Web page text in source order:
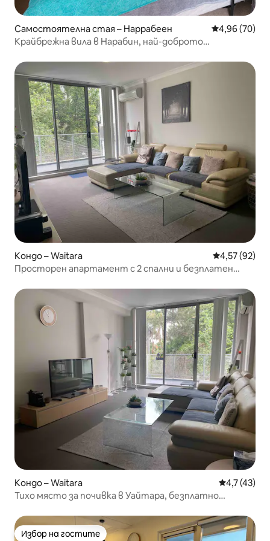
Самостоятелна стая – Наррабеен Средна
4,96 (70)
Крайбрежна вила в Нарабин, най-доброто
Кондо – Waitara Средна
4,57 (92)
Просторен апартамент с 2 спални и безплатен
Кондо – Waitara Средна
4,7 (43)
Тихо място за почивка в Уайтара, безплатно
Избор на гостите
Избор на гостите